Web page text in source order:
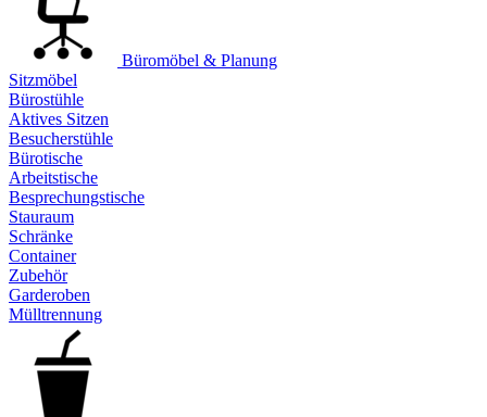
Büromöbel & Planung
Sitzmöbel
Bürostühle
Aktives Sitzen
Besucherstühle
Bürotische
Arbeitstische
Besprechungstische
Stauraum
Schränke
Container
Zubehör
Garderoben
Mülltrennung